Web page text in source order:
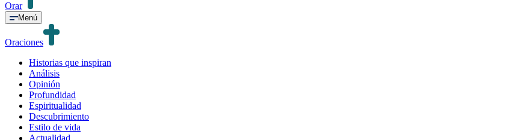
Orar
Menú
Oraciones
Historias que inspiran
Análisis
Opinión
Profundidad
Espiritualidad
Descubrimiento
Estilo de vida
Actualidad